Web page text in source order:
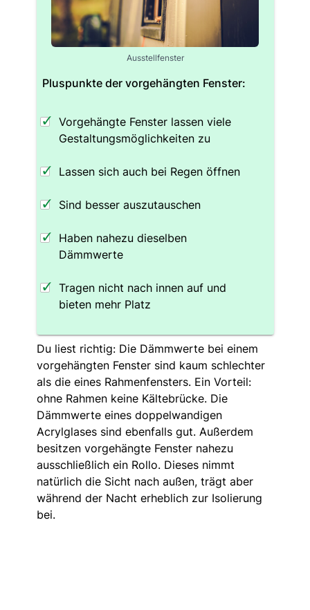
Ausstellfenster
Pluspunkte der vorgehängten Fenster:
Vorgehängte Fenster lassen viele
Gestaltungsmöglichkeiten zu
Lassen sich auch bei Regen öffnen
Sind besser auszutauschen
Haben nahezu dieselben
Dämmwerte
Tragen nicht nach innen auf und
bieten mehr Platz
Du liest richtig: Die Dämmwerte bei einem
vorgehängten Fenster sind kaum schlechter
als die eines Rahmenfensters. Ein Vorteil:
ohne Rahmen keine Kältebrücke. Die
Dämmwerte eines doppelwandigen
Acrylglases sind ebenfalls gut. Außerdem
besitzen vorgehängte Fenster nahezu
ausschließlich ein Rollo. Dieses nimmt
natürlich die Sicht nach außen, trägt aber
während der Nacht erheblich zur Isolierung
bei.